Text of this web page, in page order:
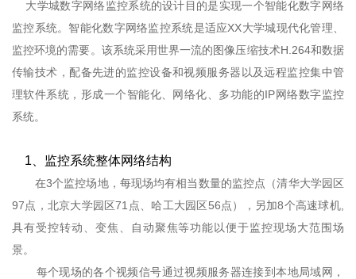
大学城数字网络监控系统的设计目的是实现一个智能化数字网络
监控系统。智能化数字网络监控系统是适应XX大学城现代化管理、
监控环境的需要。该系统采用世界一流的图像压缩技术H.264和数据
传输技术，配备先进的监控设备和视频服务器以及远程监控集中管
理软件系统，形成一个智能化、网络化、多功能的IP网络数字监控
系统。
1、监控系统整体网络结构
在3个监控场地，每现场均有相当数量的监控点（清华大学园区
97点，北京大学园区71点、哈工大园区56点），另加8个高速球机,
具有受控转动、变焦、自动聚焦等功能以便于监控现场大范围场
景。
每个现场的各个视频信号通过视频服务器连接到本地局域网，